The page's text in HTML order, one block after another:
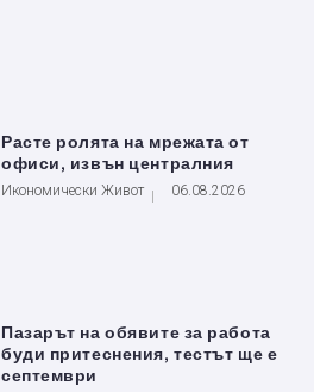
Расте ролята на мрежата от
офиси, извън централния
Икономически Живот 06.08.2026
Пазарът на обявите за работа
буди притеснения, тестът ще е
септември